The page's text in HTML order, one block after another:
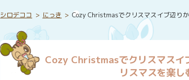
シロデココ にっき Cozy Christmasでクリスマスイブ辺り
Cozy Christmasでクリスマスイ
リスマスを楽